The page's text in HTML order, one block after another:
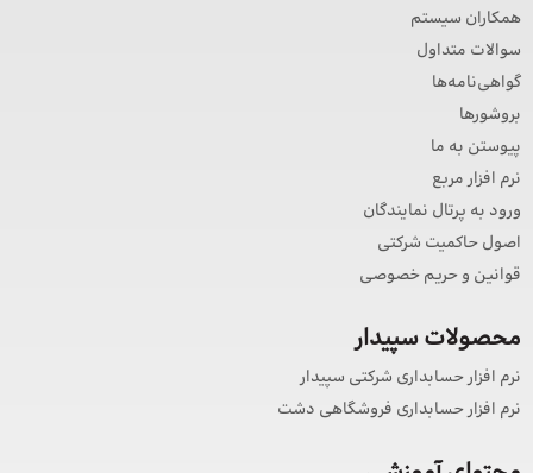
همکاران سیستم
سوالات متداول
گواهی‌نامه‌ها
بروشورها
پیوستن به ما
نرم افزار مربع
ورود به پرتال نمایندگان
اصول حاکمیت شرکتی
قوانین و حریم خصوصی
محصولات سپیدار
نرم افزار حسابداری شرکتی سپیدار
نرم افزار حسابداری فروشگاهی دشت